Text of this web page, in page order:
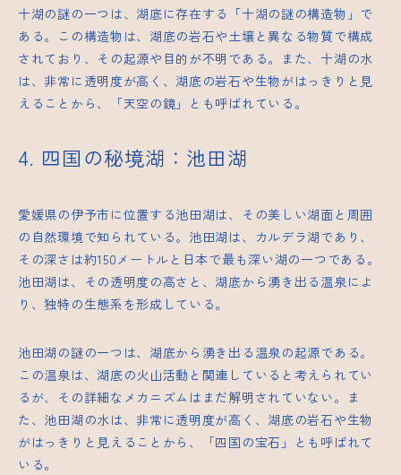
十湖の謎の一つは、湖底に存在する「十湖の謎の構造物」で
ある。この構造物は、湖底の岩石や土壌と異なる物質で構成
されており、その起源や目的が不明である。また、十湖の水
は、非常に透明度が高く、湖底の岩石や生物がはっきりと見
えることから、「天空の鏡」とも呼ばれている。
4. 四国の秘境湖：池田湖
愛媛県の伊予市に位置する池田湖は、その美しい湖面と周囲
の自然環境で知られている。池田湖は、カルデラ湖であり、
その深さは約150メートルと日本で最も深い湖の一つである。
池田湖は、その透明度の高さと、湖底から湧き出る温泉によ
り、独特の生態系を形成している。
池田湖の謎の一つは、湖底から湧き出る温泉の起源である。
この温泉は、湖底の火山活動と関連していると考えられてい
るが、その詳細なメカニズムはまだ解明されていない。ま
た、池田湖の水は、非常に透明度が高く、湖底の岩石や生物
がはっきりと見えることから、「四国の宝石」とも呼ばれて
いる。